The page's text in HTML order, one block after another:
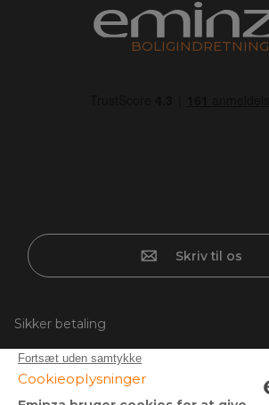
BOLIGINDRETNING
Skriv til os
Sikker betaling